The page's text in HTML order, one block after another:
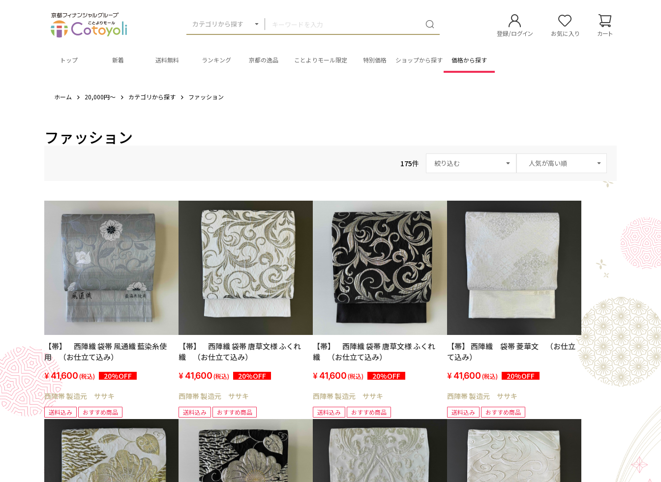
カテゴリから探す
登録/ログイン お気に入り カート
トップ 新着 送料無料 ランキング 京都の逸品 ことよりモール限定 特別価格 ショップから探す 価格から探す
ホーム 20,000円～ カテゴリから探す ファッション
ファッション
175件 絞り込む
【帯】 西陣織 袋帯 風通織 藍染糸使
用 （お仕立て込み）
41,600(税込) 20%OFF
西陣帯 製造元 ササキ
送料込み おすすめ商品
【帯】 西陣織 袋帯 唐草文様 ふくれ
織 （お仕立て込み）
41,600(税込) 20%OFF
西陣帯 製造元 ササキ
送料込み おすすめ商品
【帯】 西陣織 袋帯 唐草文様 ふくれ
織 （お仕立て込み）
41,600(税込) 20%OFF
西陣帯 製造元 ササキ
送料込み おすすめ商品
【帯】 西陣織 袋帯 菱華文 （お仕立
て込み）
41,600(税込) 20%OFF
西陣帯 製造元 ササキ
送料込み おすすめ商品